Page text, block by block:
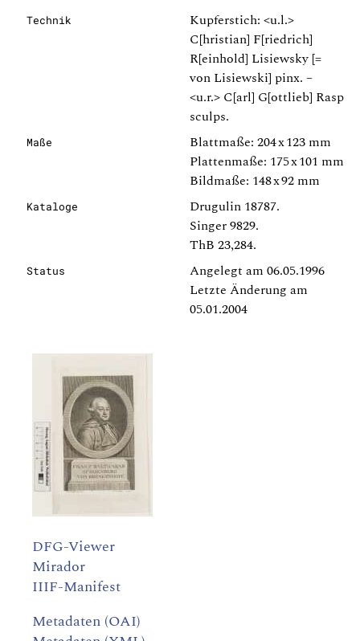
Technik
Kupferstich: <u.l.>
C[hristian] F[riedrich]
R[einhold] Lisiewsky [=
von Lisiewski] pinx. –
<u.r.> C[arl] G[ottlieb] Rasp
sculps.
Maße
Blattmaße: 204 x 123 mm
Plattenmaße: 175 x 101 mm
Bildmaße: 148 x 92 mm
Kataloge
Drugulin 18787.
Singer 9829.
ThB 23,284.
Status
Angelegt am 06.05.1996
Letzte Änderung am
05.01.2004
DFG-Viewer
Mirador
IIIF-Manifest
Metadaten (OAI)